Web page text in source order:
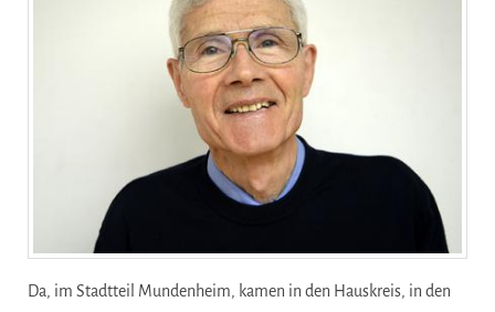
Da, im Stadtteil Mundenheim, kamen in den Hauskreis, in den